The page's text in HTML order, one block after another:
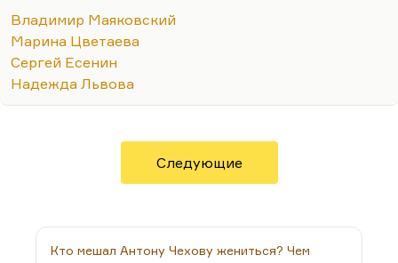
реже кончают с собой, нежели их поклонники.
Поэт собой дорожит.; он, как говорил Батюшков,
несет на голове драгоценный сосуд. Поэтому мне
кажется, что риск самоубийства выше у человека,
сказать нельзя. Поэт себе ценит и ценит, может,
чересчур. И с этим связаны попытки поэта себя
Окуджавы:«Берегите нас, поэты,…
Владимир Маяковский
Марина Цветаева
Сергей Есенин
Надежда Львова
Следующие
Кто мешал Антону Чехову жениться? Чем